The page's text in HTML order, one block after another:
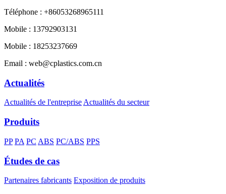
Téléphone : +86053268965111
Mobile : 13792903131
Mobile : 18253237669
Email : web@cplastics.com.cn
Actualités
Actualités de l'entrepriseActualités du secteur
Produits
PP PA PC ABS PC/ABS PPS
Études de cas
Partenaires fabricants Exposition de produits